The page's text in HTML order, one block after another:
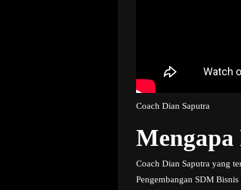
Coach Dian Saputra
Coach Dian Saputra yang
Pengembangan SDM